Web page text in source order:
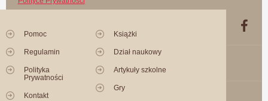
Pomoc
Regulamin
Polityka
Prywatności
Kontakt
Książki
Dział naukowy
Artykuły szkolne
Gry